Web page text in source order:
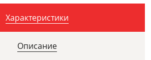
Характеристики
Описание